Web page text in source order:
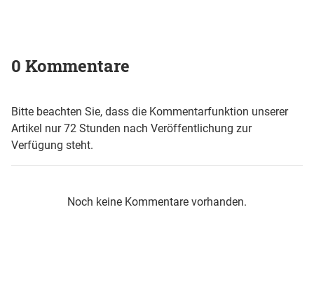
0 Kommentare
Bitte beachten Sie, dass die Kommentarfunktion unserer
Artikel nur 72 Stunden nach Veröffentlichung zur
Verfügung steht.
Noch keine Kommentare vorhanden.